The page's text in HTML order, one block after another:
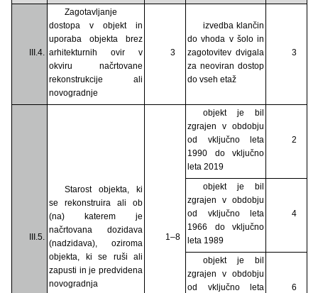
III.4.
Zagotavljanje
dostopa v objekt in
uporaba objekta brez
arhitekturnih ovir v
okviru načrtovane
rekonstrukcije ali
novogradnje
3
izvedba klančin
do vhoda v šolo in
zagotovitev dvigala
za neoviran dostop
do vseh etaž
3
III.5.
Starost objekta, ki
se rekonstruira ali ob
(na) katerem je
načrtovana dozidava
(nadzidava), oziroma
objekta, ki se ruši ali
zapusti in je predvidena
novogradnja
1–8
objekt je bil
zgrajen v obdobju
od vključno leta
1990 do vključno
leta 2019
2
objekt je bil
zgrajen v obdobju
od vključno leta
1966 do vključno
leta 1989
4
objekt je bil
zgrajen v obdobju
od vključno leta
6